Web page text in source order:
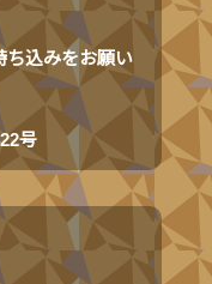
ち込みをお願い
号